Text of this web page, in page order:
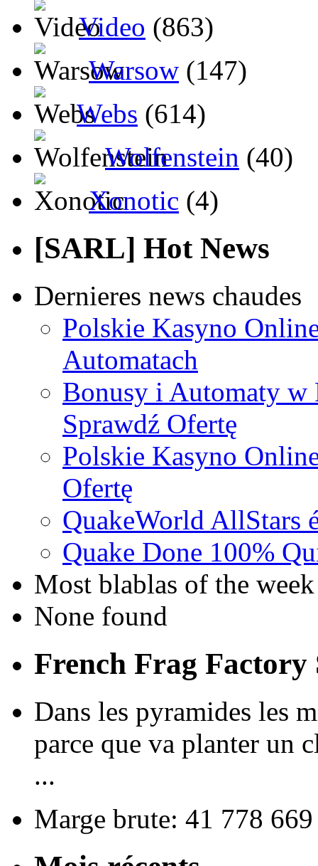
Video (863)
Warsow (147)
Webs (614)
Wolfenstein (40)
Xonotic (4)
[SARL] Hot News
Dernieres news chaudes
Polskie Kasyno
Automatach
Bonusy i Automaty w
Sprawdź Ofertę
Polskie Kasyno
Ofertę
QuakeWorld AllStars
Quake Done 100%
Most blablas of the week
None found
French Frag Factory
Dans les pyramides les
parce que va planter un
...
Marge brute: 41 778